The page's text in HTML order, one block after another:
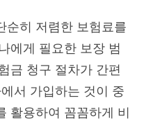
순히 저렴한 보험료를
에게 필요한 보장 범
금 청구 절차가 간편
서 가입하는 것이 중
활용하여 꼼꼼하게 비